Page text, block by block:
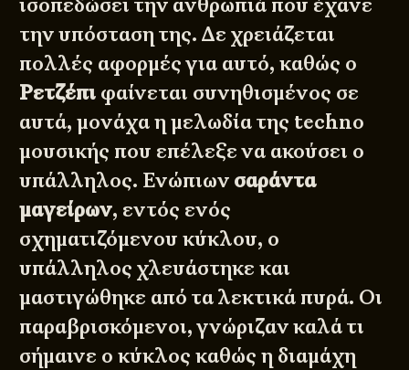
την υπόσταση της. Δε χρειάζεται
πολλές αφορμές για αυτό, καθώς ο
Ρετζέπι φαίνεται συνηθισμένος σε
αυτά, μονάχα η μελωδία της techno
μουσικής που επέλεξε να ακούσει ο
υπάλληλος. Ενώπιων σαράντα
μαγείρων, εντός ενός
σχηματιζόμενου κύκλου, ο
υπάλληλος χλευάστηκε και
μαστιγώθηκε από τα λεκτικά πυρά. Οι
παραβρισκόμενοι, γνώριζαν καλά τι
σήμαινε ο κύκλος καθώς η διαμάχη